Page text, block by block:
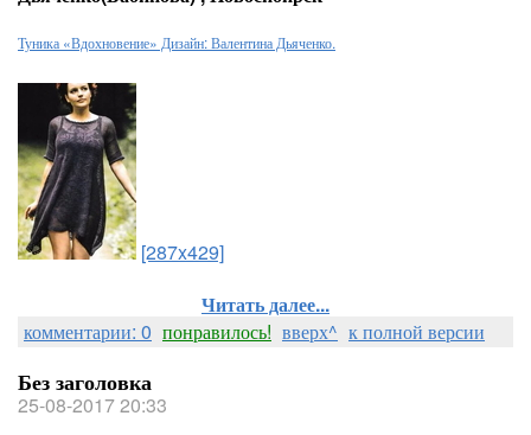
Туника «Вдохновение» Дизайн: Валентина Дьяченко.
[287x429]
Читать далее...
комментарии: 0 понравилось! вверх^ к полной версии
Без заголовка
25-08-2017 20:33